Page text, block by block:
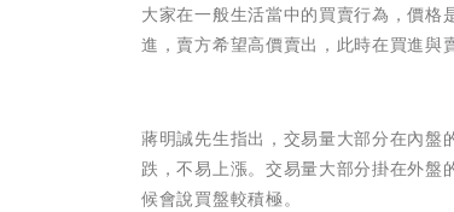
大家在一般生活當中的買賣行為，價
進，賣方希望高價賣出，此時在買進與
蔣明誠先生指出，交易量大部分在內盤
跌，不易上漲。交易量大部分掛在外
候會說買盤較積極。